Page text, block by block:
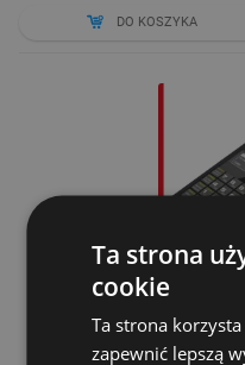
DO KOSZYKA
DRUKARKA FISKALNA
Ta strona
cookie
Ta strona
zapewnić lepszą